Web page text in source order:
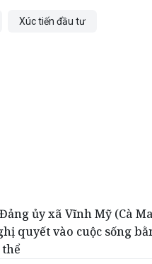
Xúc tiến đầu tư
ủy xã Vĩnh Mỹ (Cà
quyết vào cuộc sống